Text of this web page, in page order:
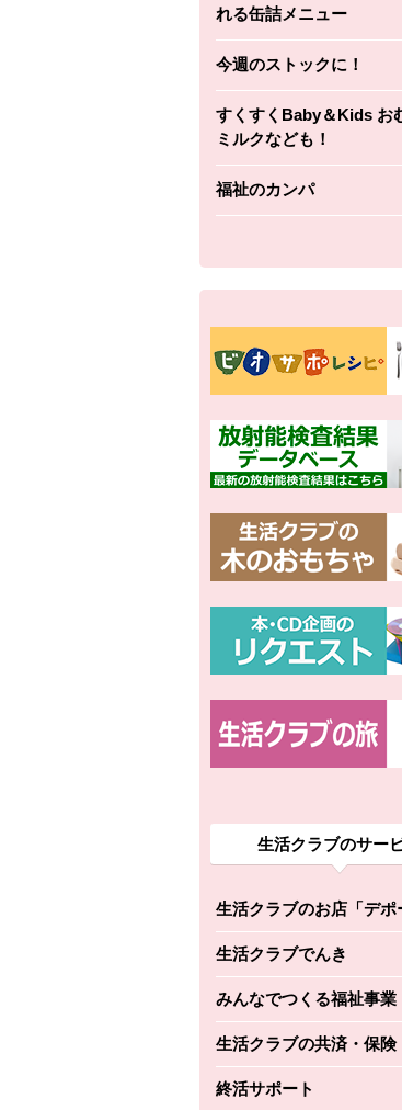
れる缶詰メニュー
今週のストックに！
すくすくBaby＆Kids お
ミルクなども！
福祉のカンパ
生活クラブのサー
生活クラブのお店「デポ
別のウィンドウで開きま
生活クラブでんき
別のウィンドウで開きま
みんなでつくる福祉事業
別のウィンドウで開きま
生活クラブの共済・保険
別のウィンドウで開きま
終活サポート
別のウィンドウで開きま